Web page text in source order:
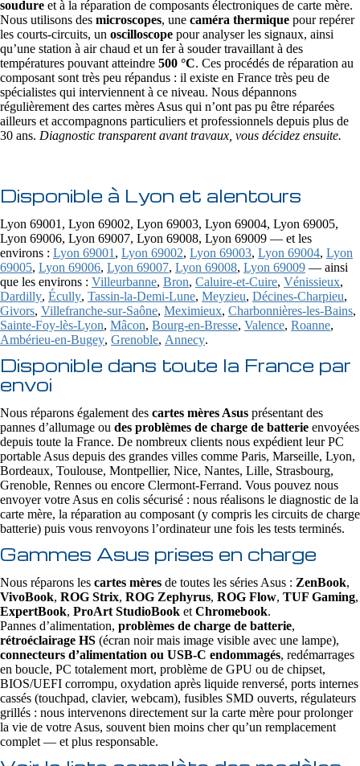
soudure et à la réparation de composants électroniques de carte mère.
Nous utilisons des microscopes, une caméra thermique pour repérer
les courts-circuits, un oscilloscope pour analyser les signaux, ainsi
qu’une station à air chaud et un fer à souder travaillant à des
températures pouvant atteindre 500 °C. Ces procédés de réparation au
composant sont très peu répandus : il existe en France très peu de
spécialistes qui interviennent à ce niveau. Nous dépannons
régulièrement des cartes mères Asus qui n’ont pas pu être réparées
ailleurs et accompagnons particuliers et professionnels depuis plus de
30 ans. Diagnostic transparent avant travaux, vous décidez ensuite.
Disponible à Lyon et alentours
Lyon 69001, Lyon 69002, Lyon 69003, Lyon 69004, Lyon 69005,
Lyon 69006, Lyon 69007, Lyon 69008, Lyon 69009 — et les
environs : Lyon 69001 , Lyon 69002, Lyon 69003, Lyon 69004, Lyon
69005, Lyon 69006, Lyon 69007, Lyon 69008, Lyon 69009 — ainsi
que les environs : Villeurbanne, Bron, Caluire-et-Cuire, Vénissieux,
Dardilly, Écully, Tassin-la-Demi-Lune, Meyzieu, Décines-Charpieu,
Givors, Villefranche-sur-Saône, Meximieux, Charbonnières-les-Bains,
Sainte-Foy-lès-Lyon, Mâcon, Bourg-en-Bresse, Valence, Roanne,
Ambérieu-en-Bugey, Grenoble, Annecy.
Disponible dans toute la France par
envoi
Nous réparons également des cartes mères Asus présentant des
pannes d’allumage ou des problèmes de charge de batterie envoyées
depuis toute la France. De nombreux clients nous expédient leur PC
portable Asus depuis des grandes villes comme Paris, Marseille, Lyon,
Bordeaux, Toulouse, Montpellier, Nice, Nantes, Lille, Strasbourg,
Grenoble, Rennes ou encore Clermont-Ferrand. Vous pouvez nous
envoyer votre Asus en colis sécurisé : nous réalisons le diagnostic de la
carte mère, la réparation au composant (y compris les circuits de charge
batterie) puis vous renvoyons l’ordinateur une fois les tests terminés.
Gammes Asus prises en charge
Nous réparons les cartes mères de toutes les séries Asus : ZenBook,
VivoBook, ROG Strix, ROG Zephyrus, ROG Flow, TUF Gaming,
ExpertBook, ProArt StudioBook et Chromebook.
Pannes d’alimentation, problèmes de charge de batterie,
rétroéclairage HS (écran noir mais image visible avec une lampe),
connecteurs d’alimentation ou USB‑C endommagés, redémarrages
en boucle, PC totalement mort, problème de GPU ou de chipset,
BIOS/UEFI corrompu, oxydation après liquide renversé, ports internes
cassés (touchpad, clavier, webcam), fusibles SMD ouverts, régulateurs
grillés : nous intervenons directement sur la carte mère pour prolonger
la vie de votre Asus, souvent bien moins cher qu’un remplacement
complet — et plus responsable.